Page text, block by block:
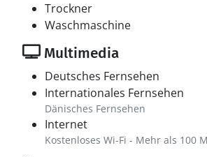
Trockner
Waschmaschine
Multimedia
Deutsches Fernsehen
Internationales Fernsehen
Dänisches Fernsehen
Internet
Kostenloses Wi-Fi - Mehr als 100